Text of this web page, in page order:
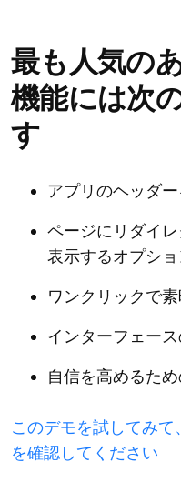
最も人気の
機能には次
す
アプリのヘッダ
ページにリダイ
表示するオプショ
ワンクリックで
インターフェー
自信を高めるた
このデモを試してみ
を確認してください